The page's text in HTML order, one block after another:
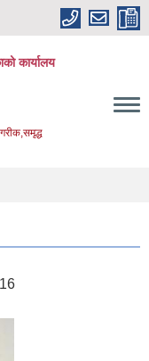
कार्यालय